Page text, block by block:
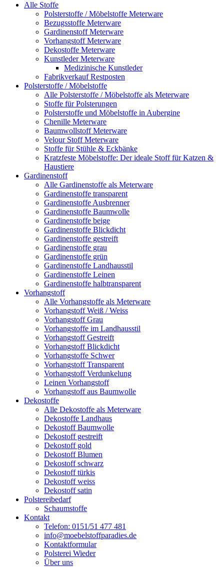
Alle Stoffe
Polsterstoffe / Möbelstoffe Meterware
Bezugsstoffe Meterware
Gardinenstoff Meterware
Vorhangstoff Meterware
Dekostoffe Meterware
Kunstleder Meterware
Medizinische Kunstleder
Fabrikverkauf Restposten
Polsterstoffe / Möbelstoffe
Alle Polsterstoffe / Möbelstoffe als Meterware
Stoffe für Polsterungen
Polsterstoffe und Möbelstoffe in Aubergine
Chenille Meterware
Baumwollstoff Meterware
Velour Stoff Meterware
Stoffe für Stühle & Eckbänke
Kratzfeste Möbelstoffe: Der ideale Stoff für Katzen &
Haustiere
Gardinenstoff
Alle Gardinenstoffe als Meterware
Gardinenstoffe transparent
Gardinenstoffe Ausbrenner
Gardinenstoffe Baumwolle
Gardinenstoffe beige
Gardinenstoffe Blickdicht
Gardinenstoffe gestreift
Gardinenstoffe grau
Gardinenstoffe grün
Gardinenstoffe Landhausstil
Gardinenstoffe Leinen
Gardinenstoffe halbtransparent
Vorhangstoff
Alle Vorhangstoffe als Meterware
Vorhangstoff Weiß / Weiss
Vorhangstoff Grau
Vorhangstoffe im Landhausstil
Vorhangstoff Gestreift
Vorhangstoff Blickdicht
Vorhangstoffe Schwer
Vorhangstoff Transparent
Vorhangstoff Verdunkelung
Leinen Vorhangstoff
Vorhangstoff aus Baumwolle
Dekostoffe
Alle Dekostoffe als Meterware
Dekostoffe Landhaus
Dekostoff Baumwolle
Dekostoff gestreift
Dekostoff gold
Dekostoff Blumen
Dekostoff schwarz
Dekostoff türkis
Dekostoff weiss
Dekostoff satin
Polstereibedarf
Schaumstoffe
Kontakt
Telefon: 0151/51 477 481
info@moebelstoffparadies.de
Kontaktformular
Polsterei Wieder
Über uns